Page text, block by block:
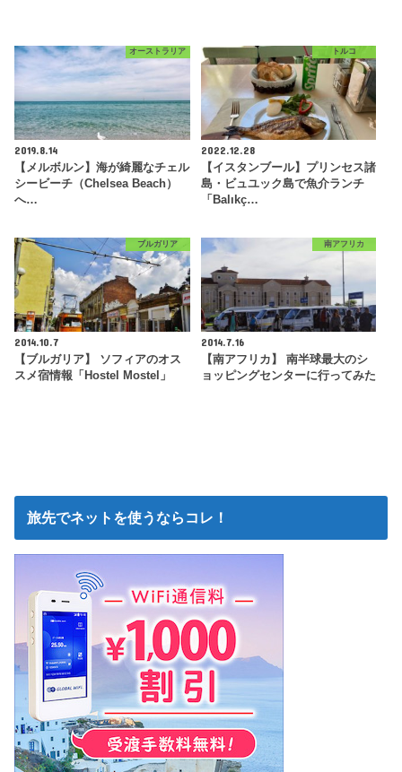
オーストラリア
2019.8.14
【メルボルン】海が綺麗なチェル
シービーチ（Chelsea Beach）
へ…
トルコ
2022.12.28
【イスタンブール】プリンセス諸
島・ビュユック島で魚介ランチ
「Balıkç…
ブルガリア
2014.10.7
【ブルガリア】 ソフィアのオス
スメ宿情報「Hostel Mostel」
南アフリカ
2014.7.16
【南アフリカ】 南半球最大のシ
ョッピングセンターに行ってみた
旅先でネットを使うならコレ！